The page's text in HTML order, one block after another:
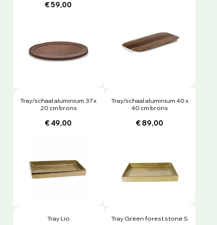
€ 59,00
Tray/schaal aluminium 37 x
20 cm brons
€ 49,00
Tray/schaal aluminium 40 x
40 cm brons
€ 89,00
Tray Lio Tray Green forest stone S